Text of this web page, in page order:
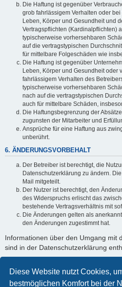
Diese Website nutzt Cookies,
bestmöglichen Komfort bei der
Die Haftung ist gegenüber
grob fahrlässigem Verhalten oder
Leben, Körper und Gesundheit und
Vertragspflichten (Kardinalpflichten)
typischerweise vorhersehbaren
auf die vertragstypischen
für mittelbare Folgeschäden wie
Die Haftung ist gegenüber
Leben, Körper und Gesundheit oder
fahrlässigem Verhalten des
typischerweise vorhersehbaren
nach auf die vertragstypischen
auch für mittelbare Schäden,
Die Haftungsbegrenzung der
zugunsten der Mitarbeiter und
Ansprüche für eine Haftung aus
unberührt.
6. ÄNDERUNGSVORBEHALT
Der Betreiber ist berechtigt, die
Datenschutzerklärung zu ändern.
Mail mitgeteilt.
Der Nutzer ist berechtigt, den
des Widerspruchs erlischt das
bestehende Vertragsverhältnis mit
Die Änderungen gelten als
den Änderungen zugestimmt hat.
Informationen über den Umgang mit
sind in der Datenschutzerklärung